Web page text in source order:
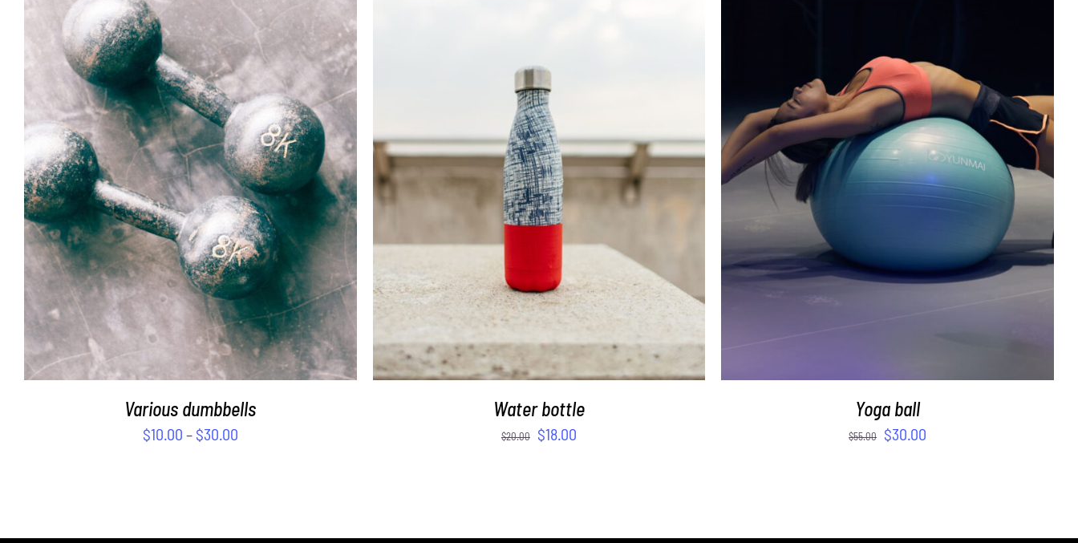
SELECT OPTIONS / DETAILS
Various dumbbells
$10.00 – $30.00
ADD TO CART / DETAILS
Water bottle
$20.00 $18.00
ADD TO CART / DETAILS
Yoga ball
$55.00 $30.00